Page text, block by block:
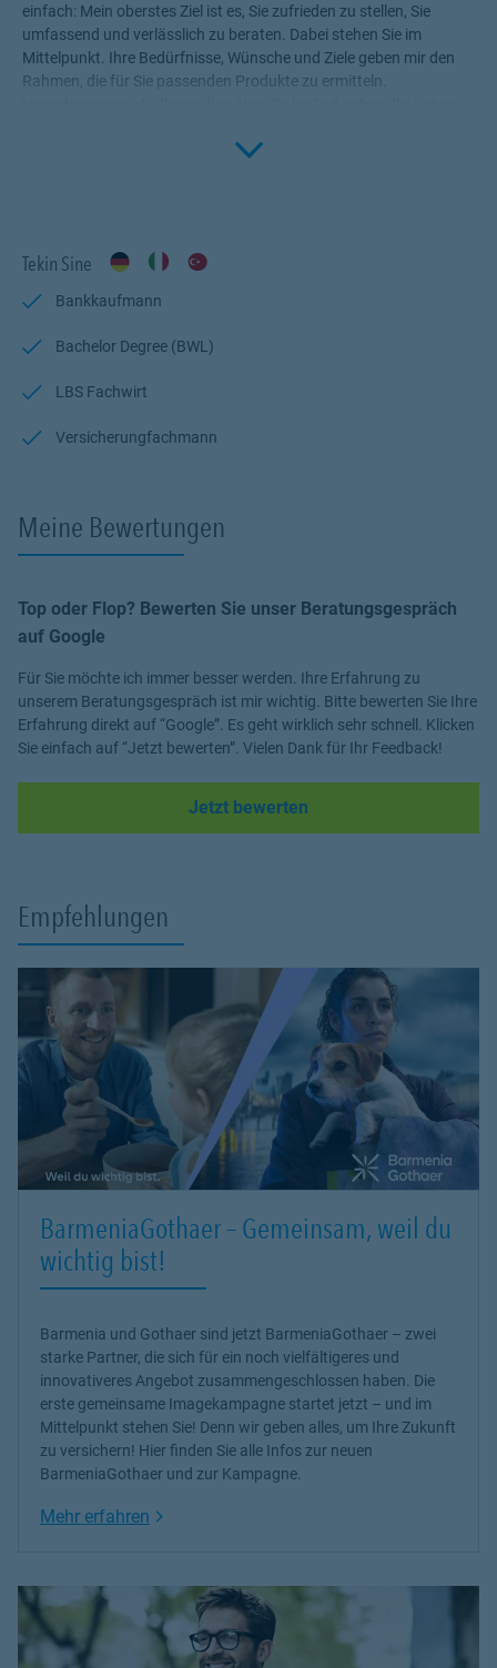
einfach: Mein oberstes Ziel ist es, Sie zufrieden zu stellen, Sie
umfassend und verlässlich zu beraten. Dabei stehen Sie im
Mittelpunkt. Ihre Bedürfnisse, Wünsche und Ziele geben mir den
Rahmen, die für Sie passenden Produkte zu ermitteln.
Fachwissen, meiner Begeisterung für alle Fragen rund um das
Click to
Tekin Sine
Bankkaufmann
Bachelor Degree (BWL)
LBS Fachwirt
Versicherungfachmann
Meine Bewertungen
Top oder Flop? Bewerten Sie unser Beratungsgespräch
auf Google
Für Sie möchte ich immer besser werden. Ihre Erfahrung zu
unserem Beratungsgespräch ist mir wichtig. Bitte bewerten Sie Ihre
Erfahrung direkt auf “Google”. Es geht wirklich sehr schnell. Klicken
Sie einfach auf “Jetzt bewerten”. Vielen Dank für Ihr Feedback!
Jetzt bewerten
Empfehlungen
BarmeniaGothaer – Gemeinsam, weil du
wichtig bist!
Barmenia und Gothaer sind jetzt BarmeniaGothaer – zwei
starke Partner, die sich für ein noch vielfältigeres und
innovativeres Angebot zusammengeschlossen haben. Die
erste gemeinsame Imagekampagne startet jetzt – und im
Mittelpunkt stehen Sie! Denn wir geben alles, um Ihre Zukunft
zu versichern! Hier finden Sie alle Infos zur neuen
BarmeniaGothaer und zur Kampagne.
Mehr erfahren Link Opens in New Tab